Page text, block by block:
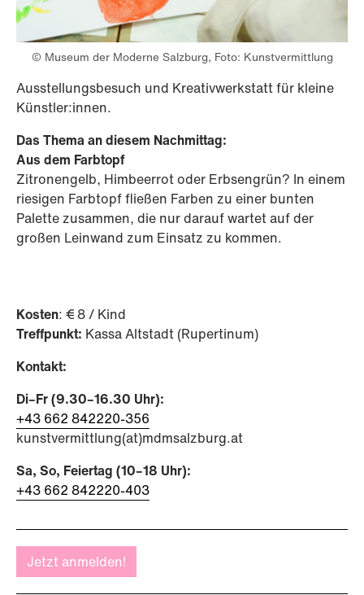
© Museum der Moderne Salzburg, Foto: Kunstvermittlung
Ausstellungsbesuch und Kreativwerkstatt für kleine
Künstler:innen.
Das Thema an diesem Nachmittag:
Aus dem Farbtopf
Zitronengelb, Himbeerrot oder Erbsengrün? In einem
riesigen Farbtopf fließen Farben zu einer bunten
Palette zusammen, die nur darauf wartet auf der
großen Leinwand zum Einsatz zu kommen.
Kosten: € 8 / Kind
Treffpunkt: Kassa Altstadt (Rupertinum)
Kontakt:
Di–Fr (9.30–16.30 Uhr):
+43 662 842220-356
kunstvermittlung(at)mdmsalzburg.at
Sa, So, Feiertag (10–18 Uhr):
+43 662 842220-403
Jetzt anmelden!